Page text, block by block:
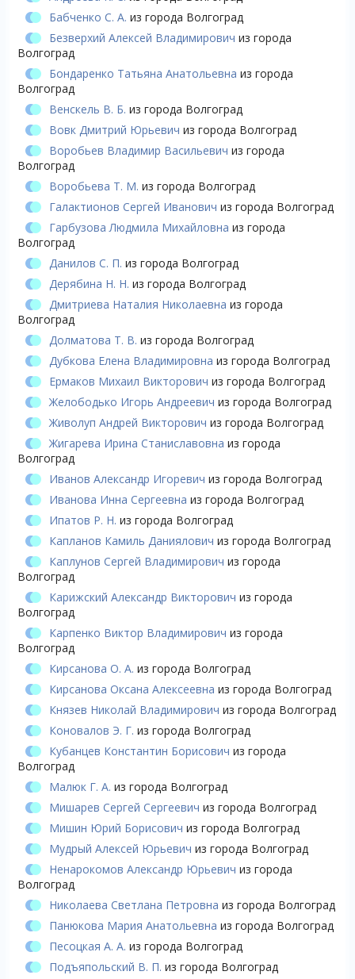
Бабченко С. А. из города Волгоград
Безверхий Алексей Владимирович из города
Волгоград
Бондаренко Татьяна Анатольевна из города
Волгоград
Венскель В. Б. из города Волгоград
Вовк Дмитрий Юрьевич из города Волгоград
Воробьев Владимир Васильевич из города
Волгоград
Воробьева Т. М. из города Волгоград
Галактионов Сергей Иванович из города Волгоград
Гарбузова Людмила Михайловна из города
Волгоград
Данилов С. П. из города Волгоград
Дерябина Н. Н. из города Волгоград
Дмитриева Наталия Николаевна из города
Волгоград
Долматова Т. В. из города Волгоград
Дубкова Елена Владимировна из города Волгоград
Ермаков Михаил Викторович из города Волгоград
Желободько Игорь Андреевич из города Волгоград
Живолуп Андрей Викторович из города Волгоград
Жигарева Ирина Станиславовна из города
Волгоград
Иванов Александр Игоревич из города Волгоград
Иванова Инна Сергеевна из города Волгоград
Ипатов Р. Н. из города Волгоград
Капланов Камиль Даниялович из города Волгоград
Каплунов Сергей Владимирович из города
Волгоград
Карижский Александр Викторович из города
Волгоград
Карпенко Виктор Владимирович из города
Волгоград
Кирсанова О. А. из города Волгоград
Кирсанова Оксана Алексеевна из города Волгоград
Князев Николай Владимирович из города Волгоград
Коновалов Э. Г. из города Волгоград
Кубанцев Константин Борисович из города
Волгоград
Малюк Г. А. из города Волгоград
Мишарев Сергей Сергеевич из города Волгоград
Мишин Юрий Борисович из города Волгоград
Мудрый Алексей Юрьевич из города Волгоград
Ненарокомов Александр Юрьевич из города
Волгоград
Николаева Светлана Петровна из города Волгоград
Панюкова Мария Анатольевна из города Волгоград
Песоцкая А. А. из города Волгоград
Подъяпольский В. П. из города Волгоград